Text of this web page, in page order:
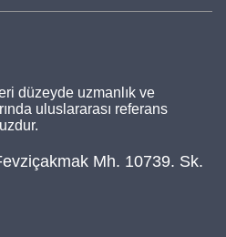
düzeyde uzmanlık ve
uluslararası referans
Mh. 10739. Sk.